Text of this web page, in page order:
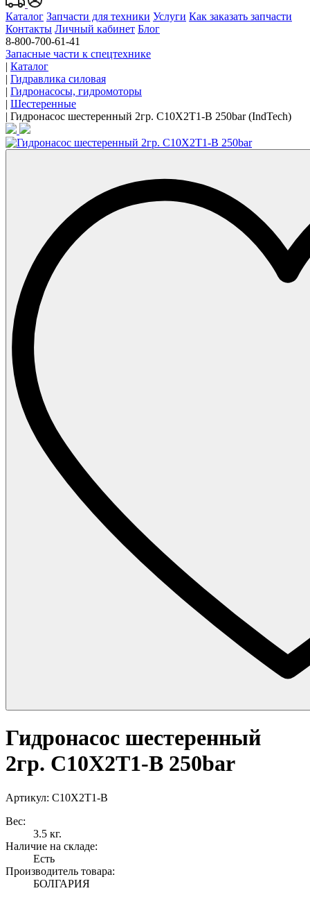
Каталог Запчасти для техники Услуги Как заказать запчасти
Контакты Личный кабинет Блог
8-800-700-61-41
Запасные части к спецтехнике
| Каталог
| Гидравлика силовая
| Гидронасосы, гидромоторы
| Шестеренные
| Гидронасос шестеренный 2гр. C10X2T1-B 250bar (IndTech)
Гидронасос шестеренный
2гр. C10X2T1-B 250bar
Артикул: C10X2T1-B
Вес:
3.5 кг.
Наличие на складе:
Есть
Производитель товара:
БОЛГАРИЯ